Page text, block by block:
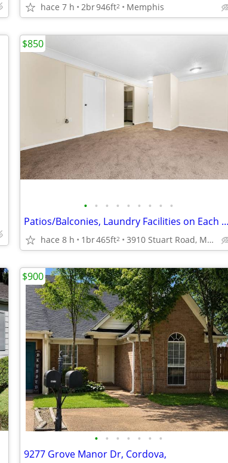
hace 7 h 2br946ft2 Memphis
• • • • • • • • •
Patios/Balconies, Laundry Facilities on Each Floor, 1 bedroom
hace 8 h 1br465ft2 3910 Stuart Road, Memphis, TN
$850
• • • • • • •
9277 Grove Manor Dr, Cordova,
$900